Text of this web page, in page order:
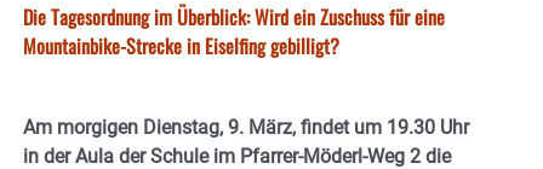
Die Tagesordnung im Überblick: Wird ein Zuschuss für eine
Mountainbike-Strecke in Eiselfing gebilligt?
Am morgigen Dienstag, 9. März, findet um 19.30 Uhr
in der Aula der Schule im Pfarrer-Möderl-Weg 2 die